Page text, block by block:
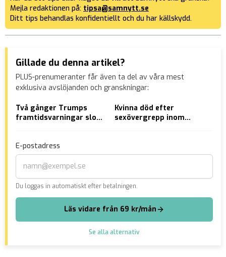
Mejla redaktionen på: tipsa@samnytt.se
Ditt tips behandlas konfidentiellt och du har källskydd.
Gillade du denna artikel?
PLUS-prenumeranter får även ta del av våra mest
exklusiva avslöjanden och granskningar:
Två gånger Trumps
framtidsvarningar slog
Kvinna död efter
sexövergrepp inom
E-postadress
Du loggas in automatiskt efter betalningen.
Läs vidare från 69 kr/mån
Se alla alternativ